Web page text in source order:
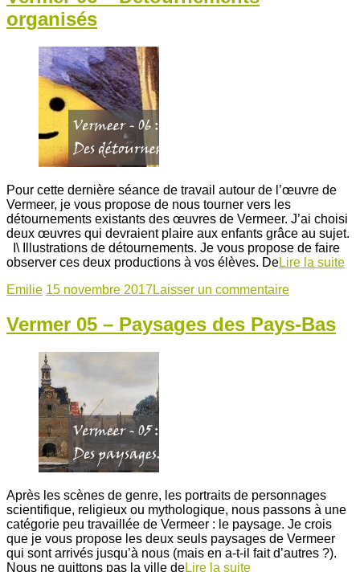
organisés
Pour cette dernière séance de travail autour de l’œuvre de
Vermeer, je vous propose de nous tourner vers les
détournements existants des œuvres de Vermeer. J’ai choisi
deux œuvres qui devraient plaire aux enfants grâce au sujet.
I\ Illustrations de détournements. Je vous propose de faire
observer ces deux productions à vos élèves. DeLire la suite
Emilie 15 novembre 2017Laisser un commentaire
Vermer 05 – Paysages des Pays-Bas
Après les scènes de genre, les portraits de personnages
scientifique, religieux ou mythologique, nous passons à une
catégorie peu travaillée de Vermeer : le paysage. Je crois
que je vous propose les deux seuls paysages de Vermeer
qui sont arrivés jusqu’à nous (mais en a-t-il fait d’autres ?).
Nous ne quittons pas la ville deLire la suite